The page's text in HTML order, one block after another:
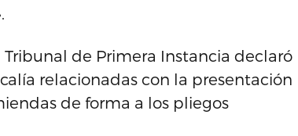
de Primera Instancia declaró
relacionadas con la presentación
de forma a los pliegos